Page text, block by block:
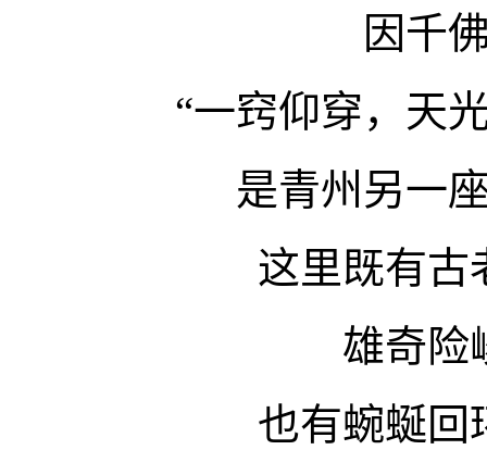
因千
“一窍仰穿，天
是青州另一
这里既有古
雄奇险
也有蜿蜒回